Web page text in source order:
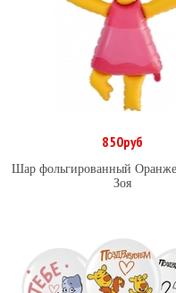
В корзину
850руб
Шар фольгированный
Зоя